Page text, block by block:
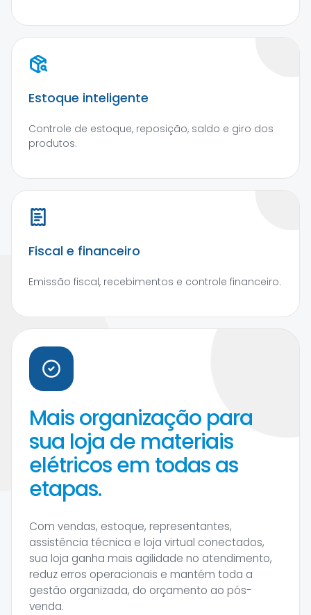
Estoque inteligente
Controle de estoque, reposição, saldo e giro dos
produtos.
Fiscal e financeiro
Emissão fiscal, recebimentos e controle financeiro.
Mais organização para
sua loja de materiais
elétricos em todas as
etapas.
Com vendas, estoque, representantes,
assistência técnica e loja virtual conectados,
sua loja ganha mais agilidade no atendimento,
reduz erros operacionais e mantém toda a
gestão organizada, do orçamento ao pós-
venda.